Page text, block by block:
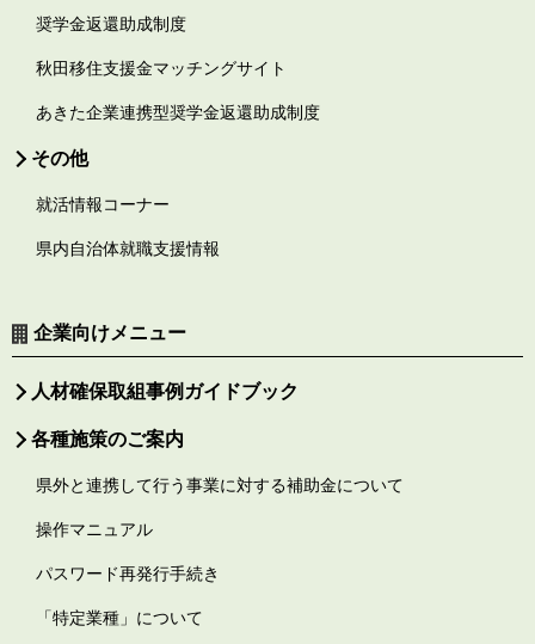
奨学金返還助成制度
秋田移住支援金マッチングサイト
あきた企業連携型奨学金返還助成制度
その他
就活情報コーナー
県内自治体就職支援情報
企業向けメニュー
人材確保取組事例ガイドブック
各種施策のご案内
県外と連携して行う事業に対する補助金について
操作マニュアル
パスワード再発行手続き
「特定業種」について